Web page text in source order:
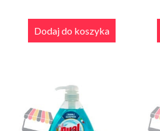
Dodaj do koszyka